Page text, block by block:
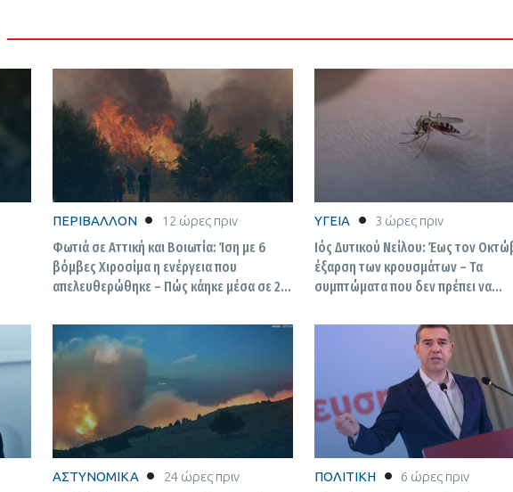
ΠΕΡΙΒΑΛΛΟΝ 12 ώρες πριν
Φωτιά σε Αττική και Βοιωτία: Ίση με 6
βόμβες Χιροσίμα η ενέργεια που
απελευθερώθηκε – Πώς κάηκε μέσα σε 2
ΥΓΕΙΑ 3 ώρες πριν
Ιός Δυτικού Νείλου: Έως τον
έξαρση των κρουσμάτων – Τα
συμπτώματα που δεν πρέπει να
ΑΣΤΥΝΟΜΙΚΑ 24 ώρες πριν ΠΟΛΙΤΙΚΗ 6 ώρες πριν